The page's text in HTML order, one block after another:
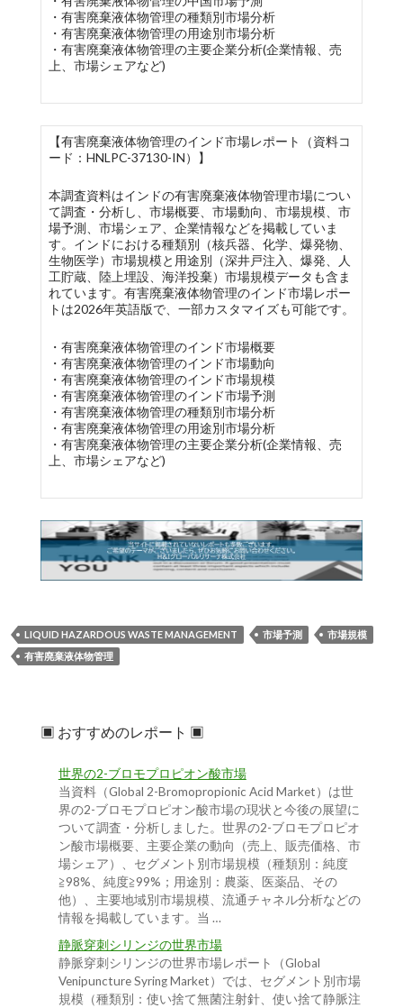
・有害廃棄液体物管理の種類別市場分析
・有害廃棄液体物管理の用途別市場分析
・有害廃棄液体物管理の主要企業分析(企業情報、売
上、市場シェアなど)
【有害廃棄液体物管理のインド市場レポート（資料コ
ード：HNLPC-37130-IN）】
本調査資料はインドの有害廃棄液体物管理市場につい
て調査・分析し、市場概要、市場動向、市場規模、市
場予測、市場シェア、企業情報などを掲載していま
す。インドにおける種類別（核兵器、化学、爆発物、
生物医学）市場規模と用途別（深井戸注入、爆発、人
工貯蔵、陸上埋設、海洋投棄）市場規模データも含ま
れています。有害廃棄液体物管理のインド市場レポー
トは2026年英語版で、一部カスタマイズも可能です。
・有害廃棄液体物管理のインド市場概要
・有害廃棄液体物管理のインド市場動向
・有害廃棄液体物管理のインド市場規模
・有害廃棄液体物管理のインド市場予測
・有害廃棄液体物管理の種類別市場分析
・有害廃棄液体物管理の用途別市場分析
・有害廃棄液体物管理の主要企業分析(企業情報、売
上、市場シェアなど)
LIQUID HAZARDOUS WASTE MANAGEMENT 市場予測
市場規模
有害廃棄液体物管理
▣ おすすめのレポート ▣
世界の2-ブロモプロピオン酸市場
当資料（Global 2-Bromopropionic Acid Market）は世
界の2-ブロモプロピオン酸市場の現状と今後の展望に
ついて調査・分析しました。世界の2-ブロモプロピオ
ン酸市場概要、主要企業の動向（売上、販売価格、市
場シェア）、セグメント別市場規模（種類別：純度
≧98%、純度≧99%；用途別：農薬、医薬品、その
他）、主要地域別市場規模、流通チャネル分析などの
情報を掲載しています。当 …
静脈穿刺シリンジの世界市場
静脈穿刺シリンジの世界市場レポート（Global
Venipuncture Syring Market）では、セグメント別市場
規模（種類別：使い捨て無菌注射針、使い捨て静脈注